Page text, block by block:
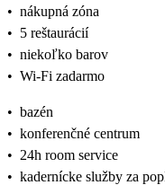
• nákupná zóna
• 5 reštaurácií
• niekoľko barov
• Wi-Fi zadarmo
• bazén
• konferenčné centrum
• 24h room service
• kadernícke služby za